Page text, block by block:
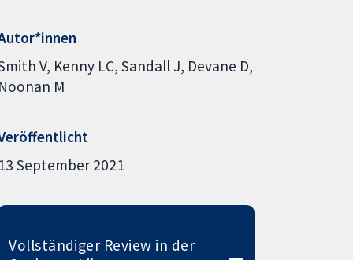
V Kenny LC Sandall J Devane D
Noonan M
13 September 2021
Vollständiger Review in der